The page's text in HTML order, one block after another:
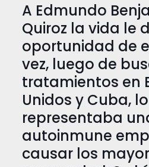
A Edmundo
Quiroz la vida le
oportunidad de
vez, luego de
tratamientos en
Unidos y Cuba,
representaba
autoinmune
causar los